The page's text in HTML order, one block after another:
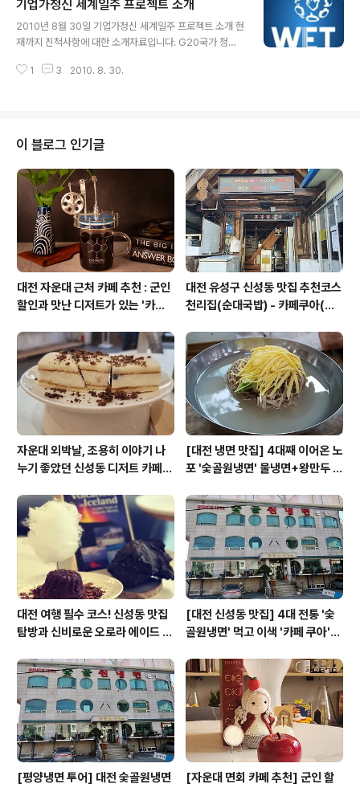
단독 출연2012년 5월 KT&G 상상유니브에 Quest 4 상
상유니브 프로그램 런칭 2012년 3월 Quest 4 동국대학
교 런칭 2012년 2월 EBS 교육 화제의 인물 단독 출연(송
2012년 2월 Startup Weeke..
기업가정신 세계일주 프로젝트 소개
2010년 8월 30일 기업가정신 세계일주 프로젝트 소개 현
재까지 진척사항에 대한 소개자료입니다. G20국가 청년
포하여 청년들의 도전정신과 기업가정신을 함양시키기 위
해 본 프로젝트에 대해 설명을 해놓았습니다. 고맙습니다.
Gew+g20 yes+기업가정신 세계일주 소개자료(uploa
d) View more presentations from qusxothdwkd.
이 글은 스프링노트에서 작성되었습니다.
1 3 2010. 8. 30.
이 블로그 인기글
대전 자운대 근처 카페 추천 : 군인
할인과 맛난 디저트가 있는 '카페
대전 유성구 신성동 맛집 추천코스
천리집(순대국밥) - 카페쿠아(커
자운대 외박날, 조용히 이야기 나
누기 좋았던 신성동 디저트 카페
[대전 냉면 맛집] 4대째 이어온 노
포 '숯골원냉면' 물냉면+왕만두 조
대전 여행 필수 코스! 신성동 맛집
탐방과 신비로운 오로라 에이드 체
[대전 신성동 맛집] 4대 전통 '숯
골원냉면' 먹고 이색 '카페 쿠아'로
[평양냉면 투어] 대전 숯골원냉면
[자운대 면회 카페 추천] 군인 할